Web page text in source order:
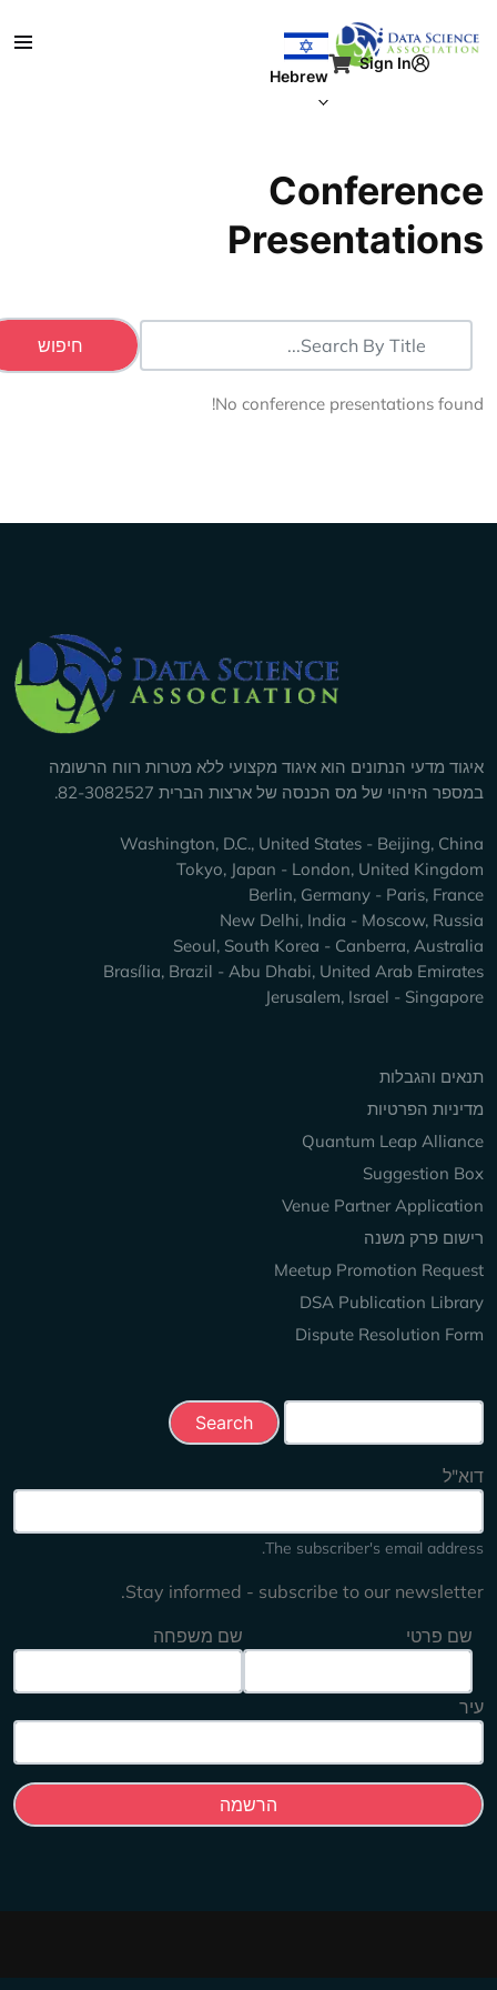
Sign In
Hebrew
No conference presentations
מדעי הנתונים הוא איגוד מקצועי ללא מטרות רווח הרשומה
הזיהוי של מס הכנסה של ארצות הברית 82-3082527.
Washington, D.C., United States - Beijing,
Tokyo, Japan - London, United
Berlin, Germany - Paris,
New Delhi, India - Moscow,
Seoul, South Korea - Canberra,
Brasília, Brazil - Abu Dhabi, United Arab
Jerusalem, Israel -
Keepוהגבלות
הפרטיות
Quantum Leap
Suggestion
Venue Partner
פרק משנה
Meetup Promotion
DSA Publication
Dispute Resolution
The subscriber's email
Stay informed - subscribe to our
שם פרטי
שם משפחה